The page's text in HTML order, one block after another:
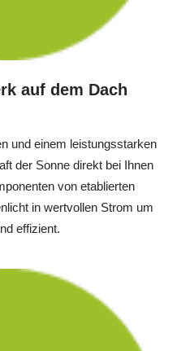
auf dem Dach
und einem leistungsstarken
der Sonne direkt bei Ihnen
von etablierten
in wertvollen Strom um
effizient.